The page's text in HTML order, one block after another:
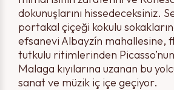
dokunuşlarını hissedeceksiniz.
portakal çiçeği kokulu
efsanevi Albayzín mahallesine,
tutkulu ritimlerinden
Malaga kıyılarına uzanan bu
sanat ve müzik iç içe geçiyor.